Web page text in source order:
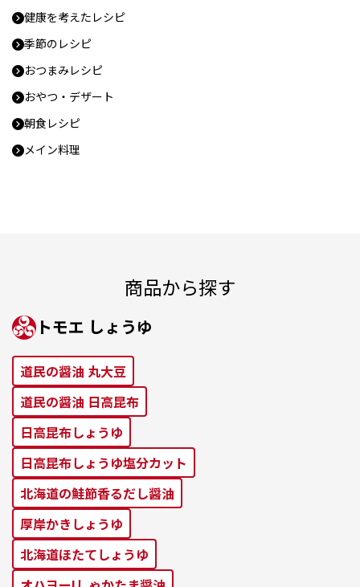
健康を考えたレシピ
季節のレシピ
おつまみレシピ
おやつ・デザート
朝食レシピ
メイン料理
商品から探す
トモエ しょうゆ
道⺠の醤油 丸⼤⾖
道⺠の醤油 ⽇⾼昆布
⽇⾼昆布しょうゆ
⽇⾼昆布しょうゆ塩分カット
北海道の鮭節⾹るだし醤油
厚岸かきしょうゆ
北海道ほたてしょうゆ